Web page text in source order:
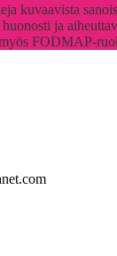
kuvaavista
ja
FODMAP-